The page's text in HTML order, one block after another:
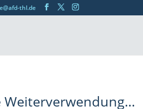
thl.de
Weiterverwendung…